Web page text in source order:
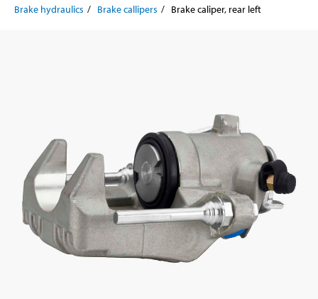
Brake hydraulics
Brake callipers Brake caliper, rear left